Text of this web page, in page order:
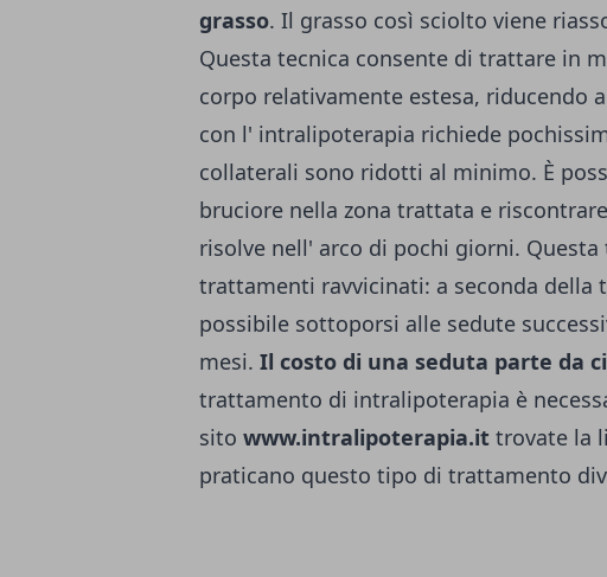
grasso. Il grasso così sciolto viene
Questa tecnica consente di trattare in
corpo relativamente estesa,
con l' intralipoterapia richiede
collaterali sono ridotti al minimo. È
bruciore nella zona trattata e
risolve nell' arco di pochi giorni.
trattamenti ravvicinati: a seconda della
possibile sottoporsi alle sedute
mesi. Il costo di una seduta parte da
trattamento di intralipoterapia è
sito www.intralipoterapia.it trovate la
praticano questo tipo di trattamento